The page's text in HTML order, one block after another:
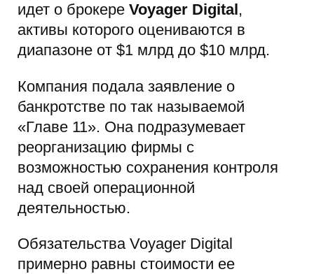
идет о брокере Voyager Digital,
активы которого оцениваются в
диапазоне от $1 млрд до $10 млрд.
Компания подала заявление о
банкротстве по так называемой
«Главе 11». Она подразумевает
реорганизацию фирмы с
возможностью сохранения контроля
над своей операционной
деятельностью.
Обязательства Voyager Digital
примерно равны стоимости ее